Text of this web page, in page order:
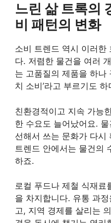
느린 삶 트록의
비 패턴의 변화
소비 트렌드 역시 이러한
다. 저렴한 물건을 여러
는 고품질의 제품을 하나
치 소비’라고 부르기도
친환경적이고 지속 가능
한 수요도 늘어났어요.
선해서 쓰는 문화가 다시
트렌드 안에서는 물건의
하죠.
로컬 푸드나 제철 식재료
을 차지합니다. 유통 과
고, 지역 경제를 살리는